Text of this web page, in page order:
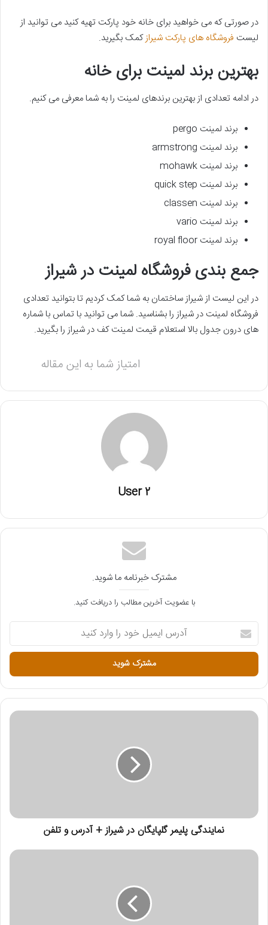
در صورتی که می خواهید برای خانه خود پارکت تهیه کنید می توانید از
لیست فروشگاه های پارکت شیرازکمک بگیرید.
بهترین برند لمینت برای خانه
در ادامه تعدادی از بهترین برندهای لمینت را به شما معرفی می کنیم.
برند لمینت pergo
برند لمینت armstrong
برند لمینت mohawk
برند لمینت quick step
برند لمینت classen
برند لمینت vario
برند لمینت royal floor
جمع بندی فروشگاه لمینت در شیراز
در این لیست از شیراز ساختمان به شما کمک کردیم تا بتوانید تعدادی
فروشگاه لمینت در شیراز را بشناسید. شما می توانید با تماس با شماره
های درون جدول بالا استعلام قیمت لمینت کف در شیراز را بگیرید.
امتیاز شما به این مقاله
User 2
مشترک خبرنامه ما شوید.
با عضویت آخرین مطالب را دریافت کنید.
آ
ر
ا
ی
م
ی
ا
ک
نمایندگی پلیمر گلپایگان در شیراز + آدرس و تلفن